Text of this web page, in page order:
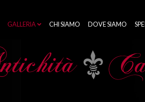
GALLERIA CHI SIAMO DOVE SIAMO